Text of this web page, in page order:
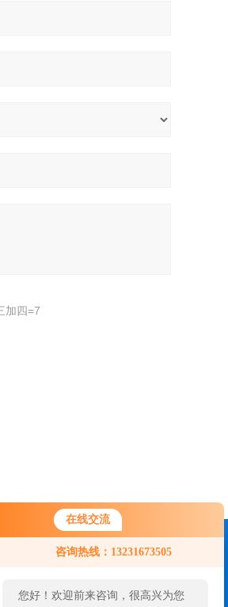
在线交流
咨询热线：13231673505
您好！欢迎前来咨询，很高兴为您
服务，请问您要咨询什么问题呢？
您好，看您停留很久了，是否找到
加四=7
联系我们
24小时热线：